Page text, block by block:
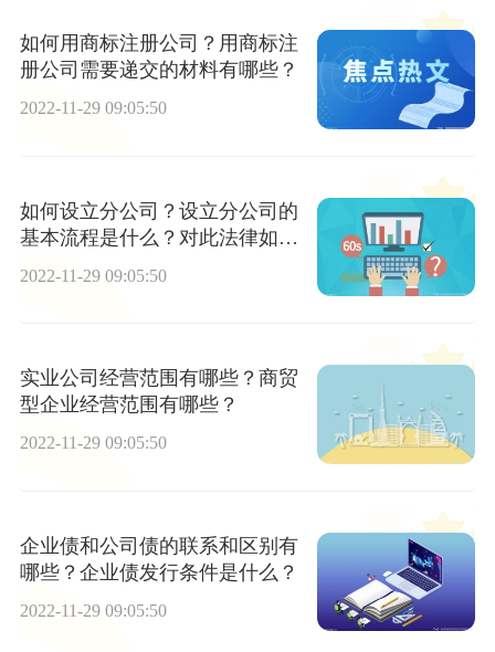
如何用商标注册公司？用商标注
册公司需要递交的材料有哪些？
2022-11-29 09:05:50
如何设立分公司？设立分公司的
基本流程是什么？对此法律如何
2022-11-29 09:05:50
实业公司经营范围有哪些？商贸
型企业经营范围有哪些？
2022-11-29 09:05:50
企业债和公司债的联系和区别有
哪些？企业债发行条件是什么？
2022-11-29 09:05:50